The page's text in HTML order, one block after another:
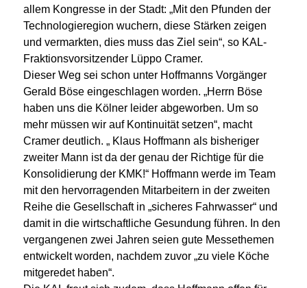
allem Kongresse in der Stadt: „Mit den Pfunden der
Technologieregion wuchern, diese Stärken zeigen
und vermarkten, dies muss das Ziel sein“, so KAL-
Fraktionsvorsitzender Lüppo Cramer.
Dieser Weg sei schon unter Hoffmanns Vorgänger
Gerald Böse eingeschlagen worden. „Herrn Böse
haben uns die Kölner leider abgeworben. Um so
mehr müssen wir auf Kontinuität setzen“, macht
Cramer deutlich. „ Klaus Hoffmann als bisheriger
zweiter Mann ist da der genau der Richtige für die
Konsolidierung der KMK!“ Hoffmann werde im Team
mit den hervorragenden Mitarbeitern in der zweiten
Reihe die Gesellschaft in „sicheres Fahrwasser“ und
damit in die wirtschaftliche Gesundung führen. In den
vergangenen zwei Jahren seien gute Messethemen
entwickelt worden, nachdem zuvor „zu viele Köche
mitgeredet haben“.